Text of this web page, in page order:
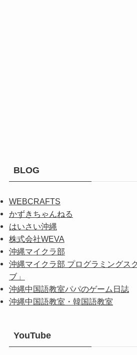
BLOG
WEBCRAFTS
かずきちゃんねる
はいさい沖縄
株式会社WEVA
沖縄マイクラ部
沖縄マイクラ部 プログラミングス
ブ」
沖縄中国語教室パパのゲーム日誌
沖縄中国語教室・韓国語教室
YouTube